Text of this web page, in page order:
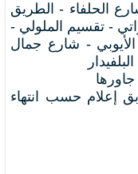
الحلفاء - الطريق
- تقسيم الملولي -
- شارع جمال
إعلام حسب انتهاء